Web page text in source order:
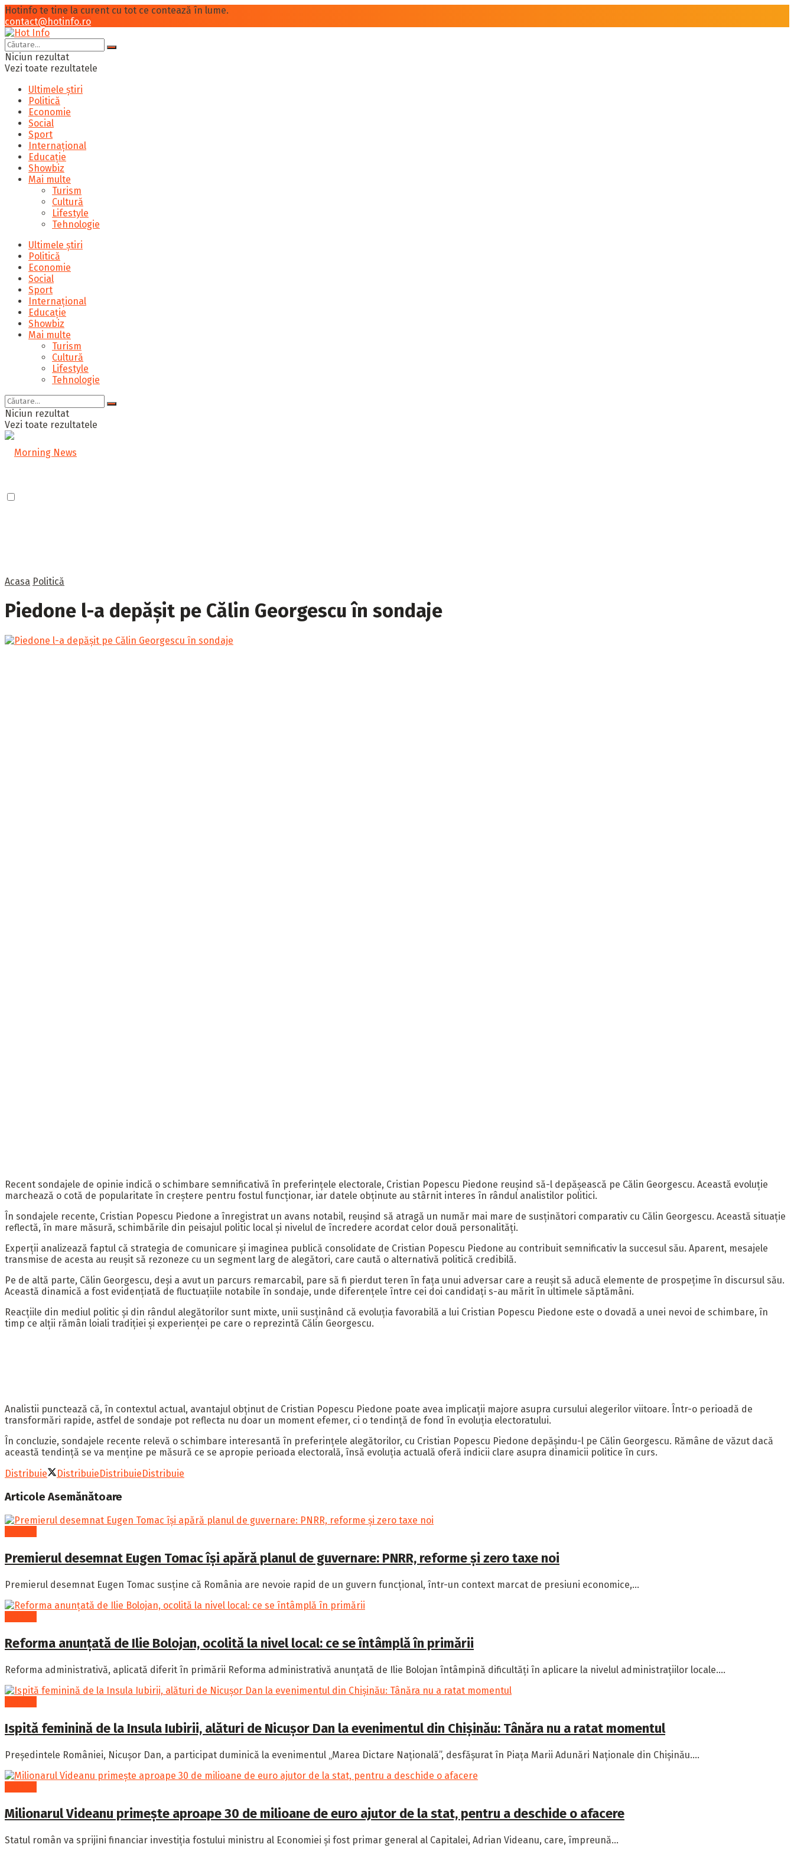
Hotinfo te tine la curent cu tot ce contează în lume.
contact@hotinfo.ro
Niciun rezultat
Vezi toate rezultatele
Ultimele știri
Politică
Economie
Social
Sport
Internațional
Educație
Showbiz
Mai multe
Turism
Cultură
Lifestyle
Tehnologie
Ultimele știri
Politică
Economie
Social
Sport
Internațional
Educație
Showbiz
Mai multe
Turism
Cultură
Lifestyle
Tehnologie
Niciun rezultat
Vezi toate rezultatele
Acasa Politică
Piedone l-a depășit pe Călin Georgescu în sondaje
Recent sondajele de opinie indică o schimbare semnificativă în preferințele electorale, Cristian Popescu Piedone reușind să-l depășească pe Călin Georgescu. Această evoluție
marchează o cotă de popularitate în creștere pentru fostul funcționar, iar datele obținute au stârnit interes în rândul analistilor politici.
În sondajele recente, Cristian Popescu Piedone a înregistrat un avans notabil, reușind să atragă un număr mai mare de susținători comparativ cu Călin Georgescu. Această situație
reflectă, în mare măsură, schimbările din peisajul politic local și nivelul de încredere acordat celor două personalități.
Experții analizează faptul că strategia de comunicare și imaginea publică consolidate de Cristian Popescu Piedone au contribuit semnificativ la succesul său. Aparent, mesajele
transmise de acesta au reușit să rezoneze cu un segment larg de alegători, care caută o alternativă politică credibilă.
Pe de altă parte, Călin Georgescu, deși a avut un parcurs remarcabil, pare să fi pierdut teren în fața unui adversar care a reușit să aducă elemente de prospețime în discursul său.
Această dinamică a fost evidențiată de fluctuațiile notabile în sondaje, unde diferențele între cei doi candidați s-au mărit în ultimele săptămâni.
Reacțiile din mediul politic și din rândul alegătorilor sunt mixte, unii susținând că evoluția favorabilă a lui Cristian Popescu Piedone este o dovadă a unei nevoi de schimbare, în
timp ce alții rămân loiali tradiției și experienței pe care o reprezintă Călin Georgescu.
Analistii punctează că, în contextul actual, avantajul obținut de Cristian Popescu Piedone poate avea implicații majore asupra cursului alegerilor viitoare. Într-o perioadă de
transformări rapide, astfel de sondaje pot reflecta nu doar un moment efemer, ci o tendință de fond în evoluția electoratului.
În concluzie, sondajele recente relevă o schimbare interesantă în preferințele alegătorilor, cu Cristian Popescu Piedone depășindu-l pe Călin Georgescu. Rămâne de văzut dacă
această tendință se va menține pe măsură ce se apropie perioada electorală, însă evoluția actuală oferă indicii clare asupra dinamicii politice în curs.
Distribuie
Distribuie Distribuie Distribuie
Articole Asemănătoare
Premierul desemnat Eugen Tomac își apără planul de guvernare: PNRR, reforme și zero taxe noi
Premierul desemnat Eugen Tomac susține că România are nevoie rapid de un guvern funcțional, într-un context marcat de presiuni economice,...
Reforma anunțată de Ilie Bolojan, ocolită la nivel local: ce se întâmplă în primării
Reforma administrativă, aplicată diferit în primării Reforma administrativă anunțată de Ilie Bolojan întâmpină dificultăți în aplicare la nivelul administrațiilor locale....
Ispită feminină de la Insula Iubirii, alături de Nicușor Dan la evenimentul din Chișinău: Tânăra nu a ratat momentul
Președintele României, Nicușor Dan, a participat duminică la evenimentul „Marea Dictare Națională”, desfășurat în Piața Marii Adunări Naționale din Chișinău....
Milionarul Videanu primește aproape 30 de milioane de euro ajutor de la stat, pentru a deschide o afacere
Statul român va sprijini financiar investiția fostului ministru al Economiei și fost primar general al Capitalei, Adrian Videanu, care, împreună...